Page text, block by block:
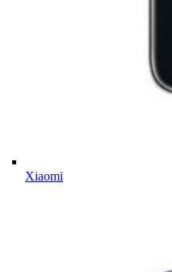
Xiaomi